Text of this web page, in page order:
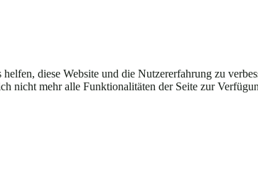
diese Website und die Nutzererfahrung zu
nicht mehr alle Funktionalitäten der Seite zur